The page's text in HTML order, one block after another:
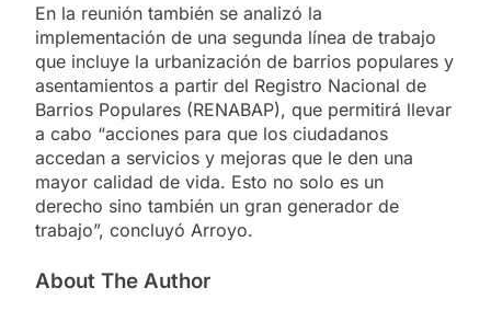
En la reunión también se analizó la
implementación de una segunda línea de trabajo
que incluye la urbanización de barrios populares y
asentamientos a partir del Registro Nacional de
Barrios Populares (RENABAP), que permitirá llevar
a cabo “acciones para que los ciudadanos
accedan a servicios y mejoras que le den una
mayor calidad de vida. Esto no solo es un
derecho sino también un gran generador de
trabajo”, concluyó Arroyo.
About The Author